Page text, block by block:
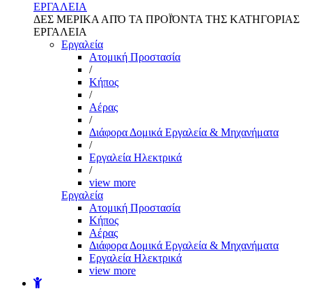
ΕΡΓΑΛΕΙΑ
ΔΕΣ ΜΕΡΙΚΑ ΑΠΌ ΤΑ ΠΡΟΪΌΝΤΑ ΤΗΣ ΚΑΤΗΓΟΡΙΑΣ
ΕΡΓΑΛΕΙΑ
Εργαλεία
Aτομική Προστασία
/
Kήπος
/
Αέρας
/
Διάφορα Δομικά Εργαλεία & Μηχανήματα
/
Εργαλεία Ηλεκτρικά
/
view more
Εργαλεία
Aτομική Προστασία
Kήπος
Αέρας
Διάφορα Δομικά Εργαλεία & Μηχανήματα
Εργαλεία Ηλεκτρικά
view more